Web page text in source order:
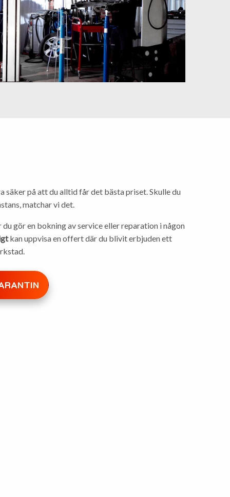
säker på att du alltid får det bästa priset. Skulle du
matchar vi det.
gör en bokning av service eller reparation i någon
kan uppvisa en offert där du blivit erbjuden ett